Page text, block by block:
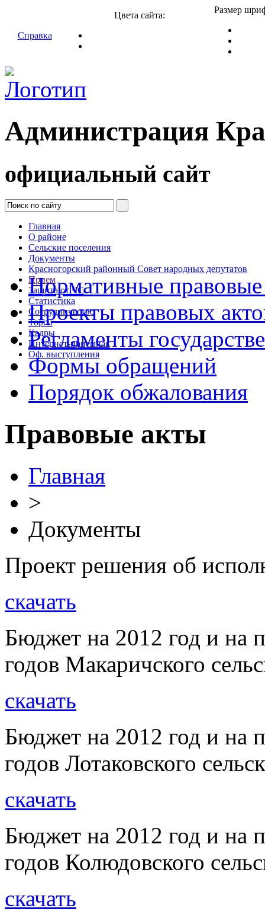
Справка
Цвета сайта:
Размер
Администрация
официальный сайт
Главная
О районе
Сельские поселения
Документы
Красногорский районный Совет народных депутатов
Прием
Защита от ЧС
Статистика
Сотрудничество
Торги
Кадры
Интернет-приемная
Оф. выступления
Нормативные
Проекты правовых
Регламенты
Формы обращений
Порядок обжалования
Правовые акты
Главная
>
Документы
Проект решения об
скачать
Бюджет на 2012 год и на
годов Макаричского
скачать
Бюджет на 2012 год и на
годов Лотаковского
скачать
Бюджет на 2012 год и на
годов Колюдовского
скачать